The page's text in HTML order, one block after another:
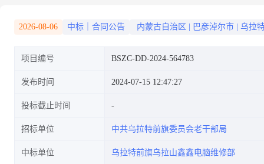
政府采购合同公告
2026-08-06 中标｜合同公告 内蒙古自治区 巴彦淖尔市 乌拉
项目编号 BSZC-DD-2024-564783
发布时间 2024-07-15 12:47:27
投标截止时间
招标单位 中共乌拉特前旗委员会老干部局
中标单位 乌拉特前旗乌拉山鑫鑫电脑维修部